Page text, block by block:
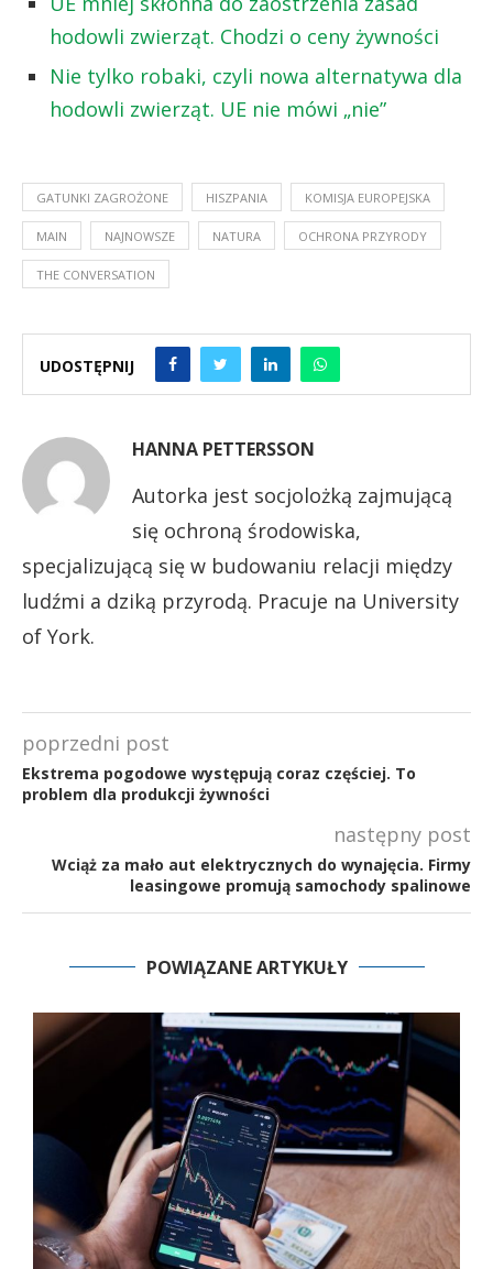
hodowli zwierząt. Chodzi o ceny żywności
Nie tylko robaki, czyli nowa alternatywa dla
hodowli zwierząt. UE nie mówi „nie”
GATUNKI ZAGROŻONE HISZPANIA KOMISJA EUROPEJSKA
MAIN NAJNOWSZE NATURA OCHRONA PRZYRODY
THE CONVERSATION
UDOSTĘPNIJ
HANNA PETTERSSON
Autorka jest socjolożką zajmującą
się ochroną środowiska,
specjalizującą się w budowaniu relacji między
ludźmi a dziką przyrodą. Pracuje na University
of York.
poprzedni post
Ekstrema pogodowe występują coraz częściej. To
problem dla produkcji żywności
następny post
Wciąż za mało aut elektrycznych do wynajęcia. Firmy
leasingowe promują samochody spalinowe
POWIĄZANE ARTYKUŁY